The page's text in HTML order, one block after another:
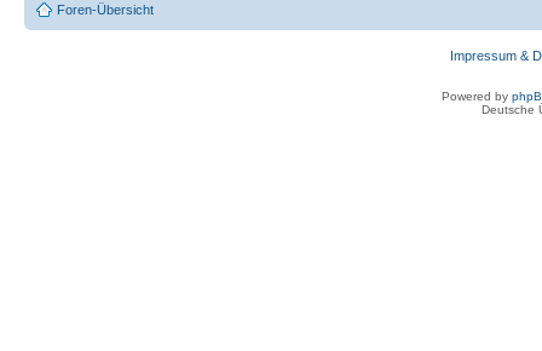
Foren-Übersicht
Impressum &
Powered by
Deutsche